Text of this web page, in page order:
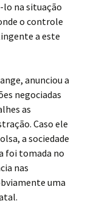
na situação
o controle
a este
anunciou a
negociadas
as
Caso ele
a sociedade
foi tomada no
nas
uma